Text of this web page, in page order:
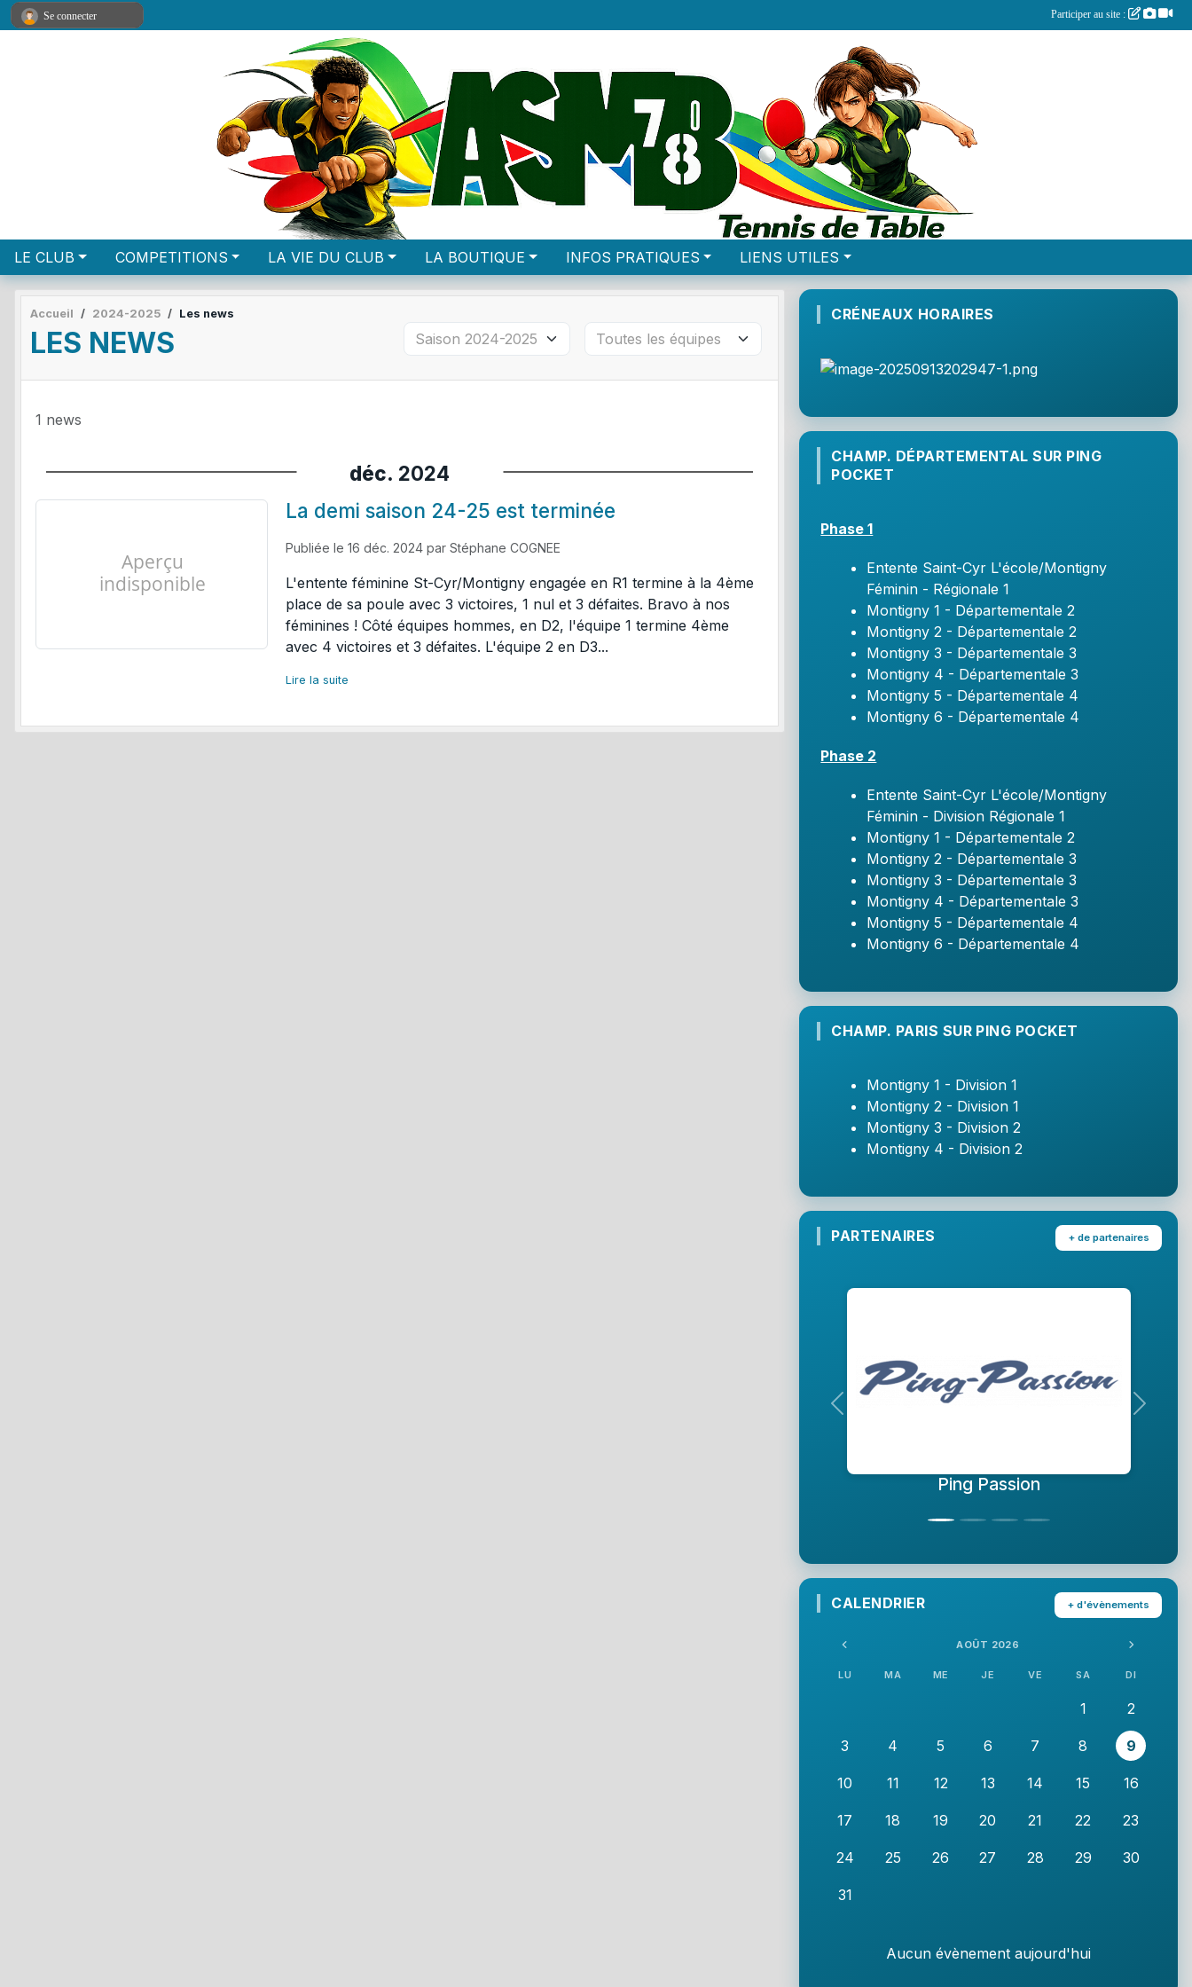
LE CLUB COMPETITIONS LA VIE DU CLUB LA BOUTIQUE INFOS PRATIQUES LIENS UTILES
Accueil 2024-2025 Les news
LES NEWS
1 news
déc. 2024
La demi saison 24-25 est terminée
Publiée le 16 déc. 2024par Stéphane COGNEE
L'entente féminine St-Cyr/Montigny engagée en R1 termine à la 4ème
place de sa poule avec 3 victoires, 1 nul et 3 défaites. Bravo à nos
féminines ! Côté équipes hommes, en D2, l'équipe 1 termine 4ème
avec 4 victoires et 3 défaites. L'équipe 2 en D3...
Lire la suite
CRÉNEAUX HORAIRES
CHAMP. DÉPARTEMENTAL SUR PING
POCKET
Phase 1
Entente Saint-Cyr L'école/Montigny
Féminin - Régionale 1
Montigny 1 - Départementale 2
Montigny 2 - Départementale 2
Montigny 3 - Départementale 3
Montigny 4 - Départementale 3
Montigny 5 - Départementale 4
Montigny 6 - Départementale 4
Phase 2
Entente Saint-Cyr L'école/Montigny
Féminin - Division Régionale 1
Montigny 1 - Départementale 2
Montigny 2 - Départementale 3
Montigny 3 - Départementale 3
Montigny 4 - Départementale 3
Montigny 5 - Départementale 4
Montigny 6 - Départementale 4
CHAMP. PARIS SUR PING POCKET
Montigny 1 - Division 1
Montigny 2 - Division 1
Montigny 3 - Division 2
Montigny 4 - Division 2
PARTENAIRES
Ping Passion
Précedent Suivant
+ de partenaires
CALENDRIER
AOÛT 2026
LU MA ME JE VE SA DI
1 2
3 4 5 6 7 8 9
10 11 12 13 14 15 16
17 18 19 20 21 22 23
24 25 26 27 28 29 30
31
Aucun évènement aujourd'hui
+ d'évènements
Se connecter Participer au site :
Panneau de gestion des cookies